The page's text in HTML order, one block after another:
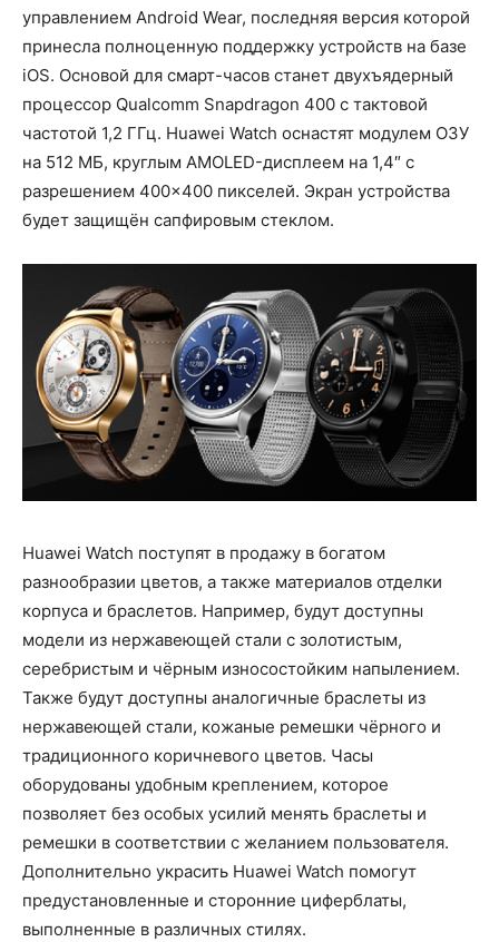
управлением Android Wear, последняя версия которой
принесла полноценную поддержку устройств на базе
iOS. Основой для смарт-часов станет двухъядерный
процессор Qualcomm Snapdragon 400 с тактовой
частотой 1,2 ГГц. Huawei Watch оснастят модулем ОЗУ
на 512 МБ, круглым AMOLED-дисплеем на 1,4″ с
разрешением 400×400 пикселей. Экран устройства
будет защищён сапфировым стеклом.
Huawei Watch поступят в продажу в богатом
разнообразии цветов, а также материалов отделки
корпуса и браслетов. Например, будут доступны
модели из нержавеющей стали с золотистым,
серебристым и чёрным износостойким напылением.
Также будут доступны аналогичные браслеты из
нержавеющей стали, кожаные ремешки чёрного и
традиционного коричневого цветов. Часы
оборудованы удобным креплением, которое
позволяет без особых усилий менять браслеты и
ремешки в соответствии с желанием пользователя.
Дополнительно украсить Huawei Watch помогут
предустановленные и сторонние циферблаты,
выполненные в различных стилях.